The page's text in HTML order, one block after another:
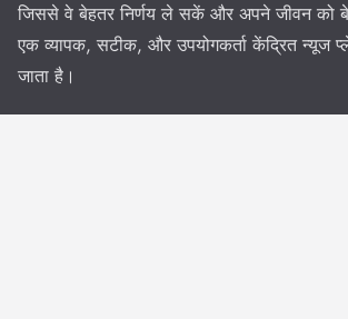
जिससे वे बेहतर निर्णय ले सकें और अपने जीवन को
एक व्यापक, सटीक, और उपयोगकर्ता केंद्रित न्यूज
जाता है।